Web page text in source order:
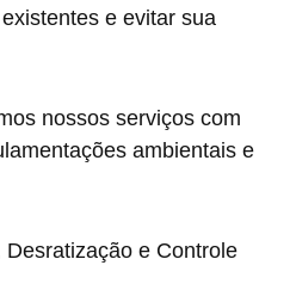
e evitar sua
nossos serviços com
ambientais e
e Controle